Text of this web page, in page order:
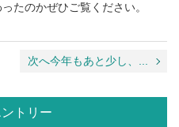
たのかぜひご覧ください。
次へ今年もあと少し、...
トリー